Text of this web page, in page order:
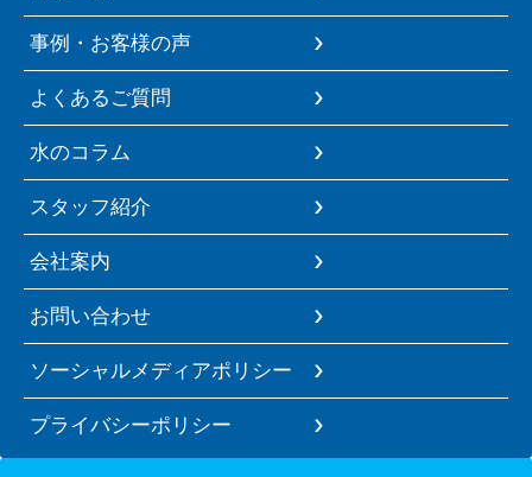
事例・お客様の声
よくあるご質問
水のコラム
スタッフ紹介
会社案内
お問い合わせ
ソーシャルメディアポリシー
プライバシーポリシー